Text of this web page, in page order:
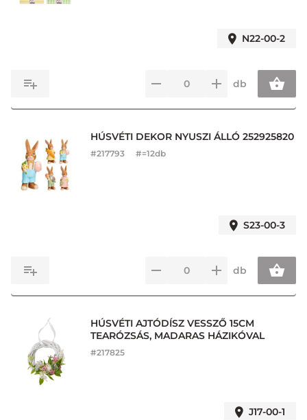
N22-00-2
db
HÚSVÉTI DEKOR NYUSZI ÁLLÓ 252925820
#217793 #=12db
S23-00-3
db
HÚSVÉTI AJTÓDÍSZ VESSZŐ 15CM
TEARÓZSÁS, MADARAS HÁZIKÓVAL
#217825
J17-00-1